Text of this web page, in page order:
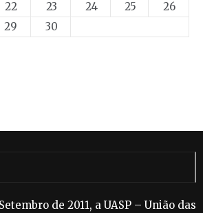
22 23 24 25
26
29 30
de 2011, a UASP – União das